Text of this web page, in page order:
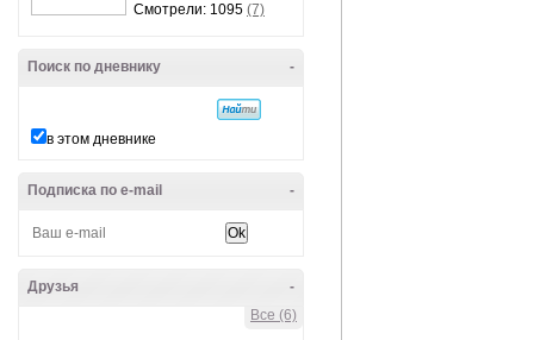
Смотрели: 1095 (7)
-
Поиск по дневнику
в этом дневнике
-
Подписка по e-mail
-
Друзья
Все (6)